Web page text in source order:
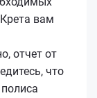
вам
отчет от
что